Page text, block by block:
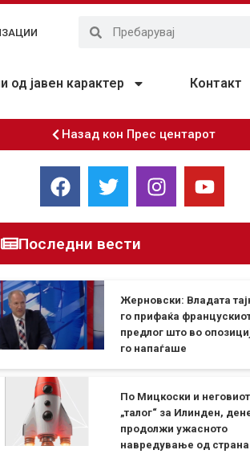
од јавен карактер Контакт
Назад кон Прес центарот
Последни вести
Жерновски: Владата
го прифаќа
предлог што во
го напаѓаше
По Мицкоски и неговиот
„талог“ за Илинден,
продолжи ужасното
навредување од страна